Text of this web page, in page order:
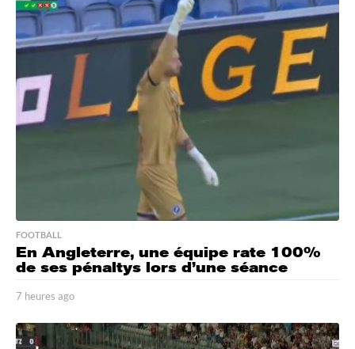
FOOTBALL
En Angleterre, une équipe rate 100%
de ses pénaltys lors d’une séance
7 heures ago
e
u